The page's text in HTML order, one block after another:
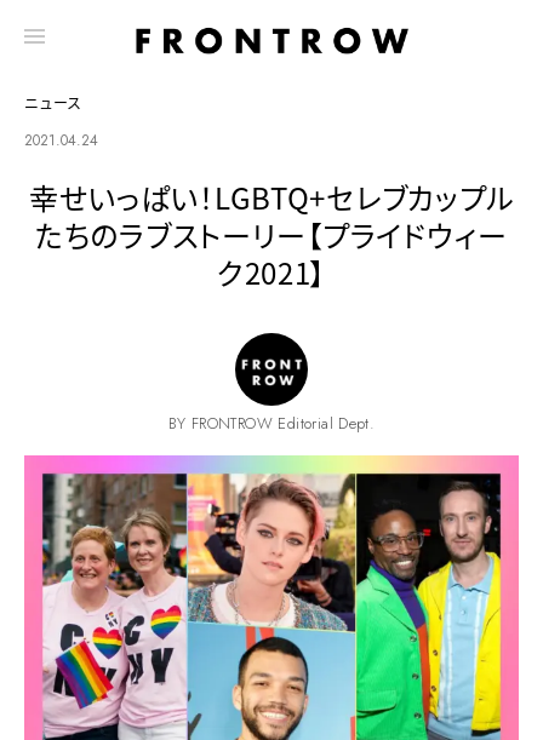
ニュース
2021.04.24
幸せいっぱい！LGBTQ+セレブカップル
たちのラブストーリー【プライドウィー
ク2021】
BY FRONTROW Editorial Dept.